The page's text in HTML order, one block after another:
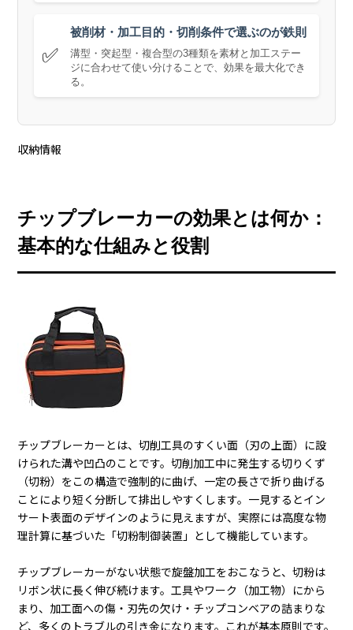
✅
被削材・加工目的・切削条件で選ぶのが鉄則
溝型・突起型・複合型の3種類を素材と加工ステー
ジに合わせて使い分けることで、効果を最大化でき
る。
収納情報
チップブレーカーの効果とは何か：
基本的な仕組みと役割
チップブレーカーとは、切削工具のすくい面（刃の上面）に設
けられた溝や凹凸のことです。切削加工中に発生する切りくず
（切粉）をこの構造で強制的に曲げ、一定の長さで折り曲げる
ことにより短く分断して排出しやすくします。一見するとイン
サート表面のデザインのように見えますが、実際には高度な物
理計算に基づいた「切粉制御装置」として機能しています。
チップブレーカーがない状態で旋盤加工をおこなうと、切粉は
リボン状に長く伸び続けます。工具やワーク（加工物）にから
まり、加工面への傷・刃先の欠け・チップコンベアの詰まりな
ど、多くのトラブルの引き金になります。これが基本原則です。